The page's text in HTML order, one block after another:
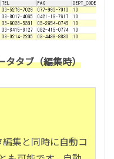
タタブ（編集時）
集と同時に自動コ